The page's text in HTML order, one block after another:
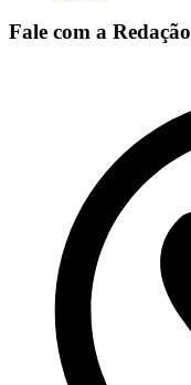
Fale com a Redação